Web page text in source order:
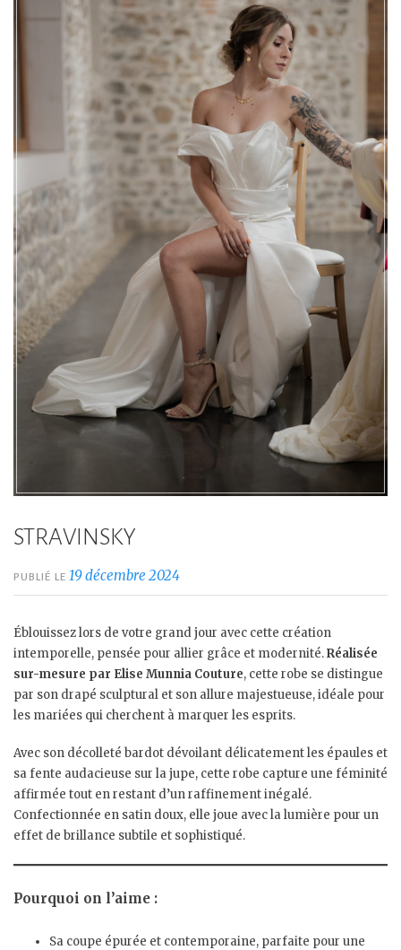
STRAVINSKY
PUBLIÉ LE 19 décembre 2024
Éblouissez lors de votre grand jour avec cette création
intemporelle, pensée pour allier grâce et modernité.Réalisée
sur-mesure par Elise Munnia Couture, cette robe se distingue
par son drapé sculptural et son allure majestueuse, idéale pour
les mariées qui cherchent à marquer les esprits.
Avec son décolleté bardot dévoilant délicatement les épaules et
sa fente audacieuse sur la jupe, cette robe capture une féminité
affirmée tout en restant d’un raffinement inégalé.
Confectionnée en satin doux, elle joue avec la lumière pour un
effet de brillance subtile et sophistiqué.
Pourquoi on l’aime :
Sa coupe épurée et contemporaine, parfaite pour une